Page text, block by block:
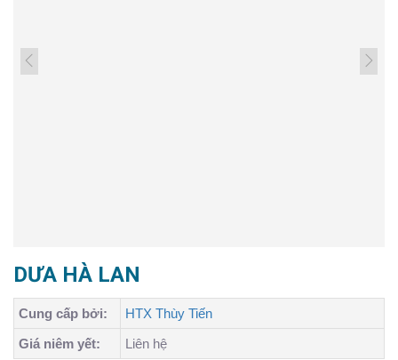
DƯA HÀ LAN
Cung cấp bởi:
HTX Thùy Tiến
Giá niêm yết:
Liên hệ